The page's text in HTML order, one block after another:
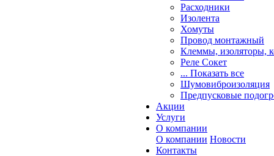
Расходники
Изолента
Хомуты
Провод монтажный
Клеммы, изоляторы,
Реле Сокет
... Показать все
Шумовиброизоляция
Предпусковые
Акции
Услуги
О компании
О компании Новости
Контакты